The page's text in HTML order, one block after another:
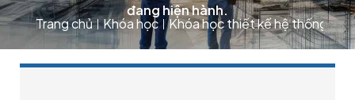
đang hiện hành.
Trang chủ | Khóa học Khóa học thiết kế hệ thống điện